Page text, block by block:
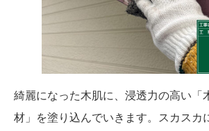
綺麗になった木肌に、浸透力の高い「
材」を塗り込んでいきます。スカスカ